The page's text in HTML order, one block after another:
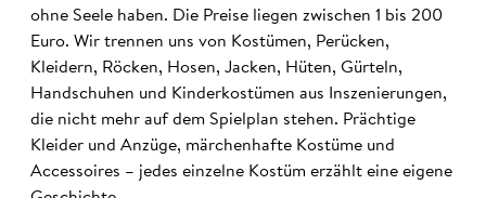
ohne Seele haben. Die Preise liegen zwischen 1 bis 200
Euro. Wir trennen uns von Kostümen, Perücken,
Kleidern, Röcken, Hosen, Jacken, Hüten, Gürteln,
Handschuhen und Kinderkostümen aus Inszenierungen,
die nicht mehr auf dem Spielplan stehen. Prächtige
Kleider und Anzüge, märchenhafte Kostüme und
Accessoires – jedes einzelne Kostüm erzählt eine eigene